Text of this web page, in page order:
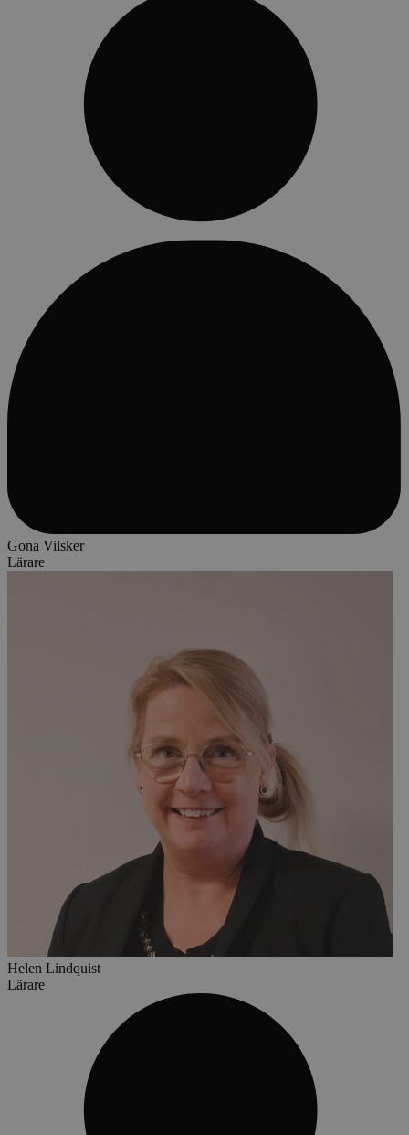
Gona Vilsker
Lärare
Helen Lindquist
Lärare